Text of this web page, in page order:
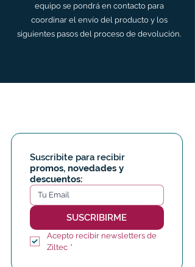
equipo se pondrá en contacto para
coordinar el envío del producto y los
siguientes pasos del proceso de devolución.
promos, novedades y
descuentos:
SUSCRIBIRME
Acepto recibir newsletters de
Ziltec *